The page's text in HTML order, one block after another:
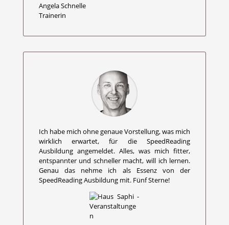
Angela Schnelle
Trainerin
Ich habe mich ohne genaue Vorstellung, was mich
wirklich erwartet, für die SpeedReading
Ausbildung angemeldet. Alles, was mich fitter,
entspannter und schneller macht, will ich lernen.
Genau das nehme ich als Essenz von der
SpeedReading Ausbildung mit. Fünf Sterne!